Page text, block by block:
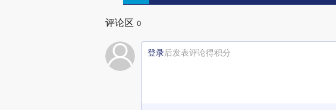
评论区 0
登录后发表评论得积分